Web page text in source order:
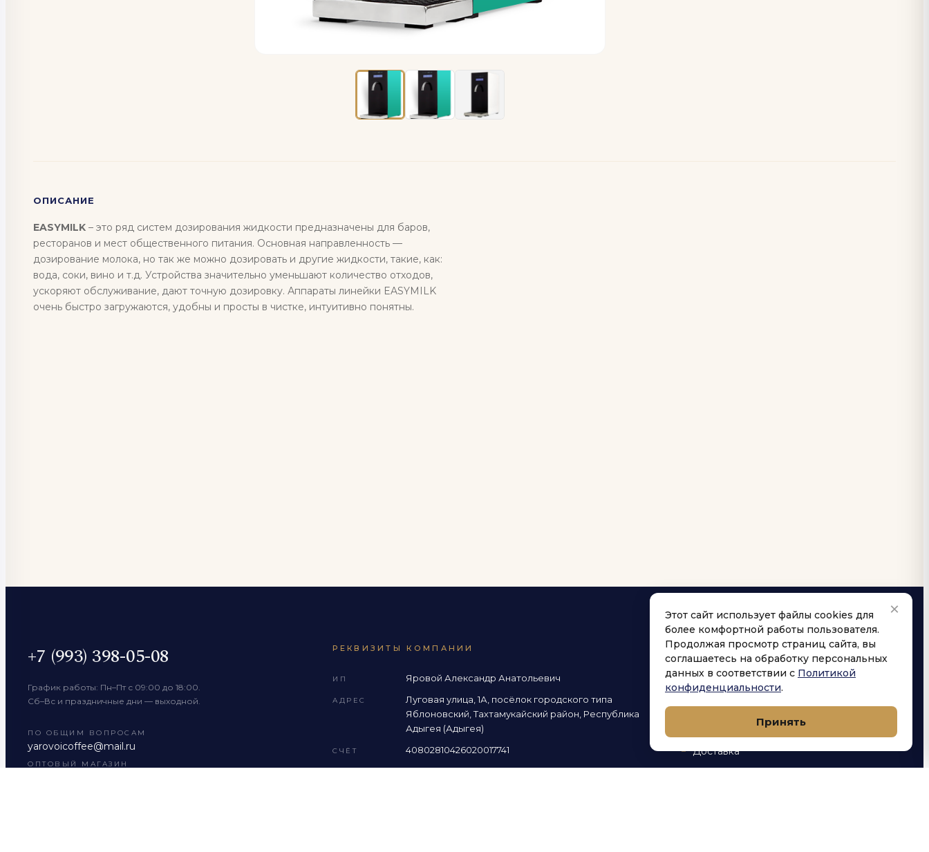
ОПИСАНИЕ
EASYMILK – это ряд систем дозирования жидкости предназначены для баров,
ресторанов и мест общественного питания. Основная направленность —
дозирование молока, но так же можно дозировать и другие жидкости, такие, как:
вода, соки, вино и т.д. Устройства значительно уменьшают количество отходов,
ускоряют обслуживание, дают точную дозировку. Аппараты линейки EASYMILK
очень быстро загружаются, удобны и просты в чистке, интуитивно понятны.
+7 (993) 398-05-08
График работы: Пн–Пт с 09:00 до 18:00.
Сб–Вс и праздничные дни — выходной.
ПО ОБЩИМ ВОПРОСАМ
yarovoicoffee@mail.ru
ОПТОВЫЙ МАГАЗИН
РЕКВИЗИТЫ КОМПАНИИ
ИП Яровой Александр Анатольевич
АДРЕС
Луговая улица, 1А, посёлок городского типа
Яблоновский, Тахтамукайский район, Республика
Адыгея (Адыгея)
СЧЁТ 40802810426020017741
590416400867
НАВИГАЦИЯ
Купить
Оптовый сайт
Доставка
×
Этот сайт использует файлы cookies для
более комфортной работы пользователя.
Продолжая просмотр страниц сайта, вы
соглашаетесь на обработку персональных
данных в соответствии с Политикой
конфиденциальности.
Принять